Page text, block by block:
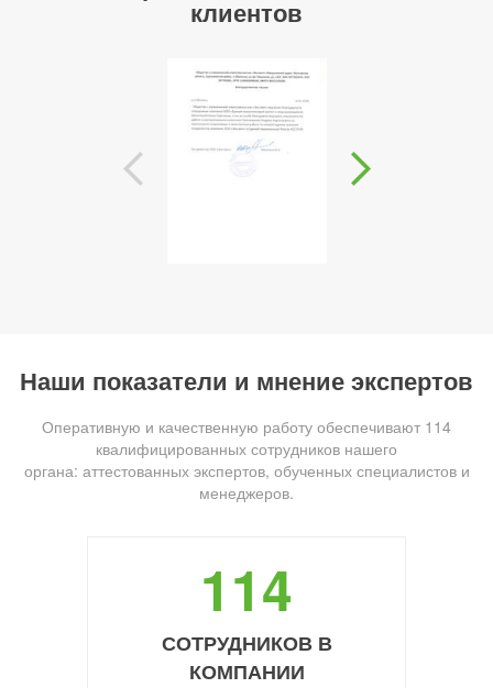
клиентов
Наши показатели и мнение экспертов
Оперативную и качественную работу обеспечивают 114
квалифицированных сотрудников нашего
органа: аттестованных экспертов, обученных специалистов и
менеджеров.
114
СОТРУДНИКОВ В
КОМПАНИИ